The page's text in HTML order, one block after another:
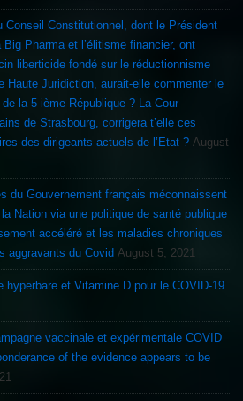
Conseil Constitutionnel, dont le Président
Pharma et l’élitisme financier, ont
liberticide fondé sur le réductionnisme
Haute Juridiction, aurait-elle commenter le
la 5 ième République ? La Cour
de Strasbourg, corrigera t’elle ces
des dirigeants actuels de l’Etat ? August
du Gouvernement français méconnaissent
Nation via une politique de santé publique
accéléré et les maladies chroniques
aggravants du Covid August 5, 2021
hyperbare et Vitamine D pour le COVID-19
vaccinale et expérimentale COVID
of the evidence appears to be